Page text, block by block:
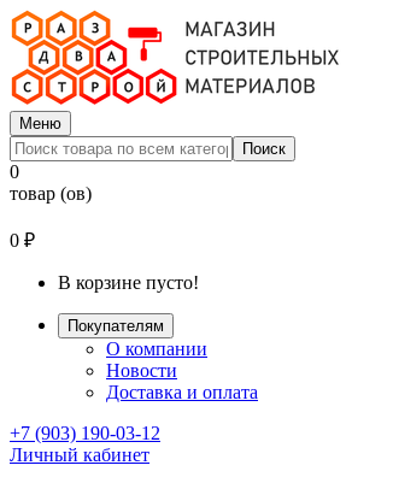
Меню
Поиск
0
товар (ов)
0 ₽
В корзине пусто!
Покупателям
О компании
Новости
Доставка и оплата
+7 (903) 190-03-12
Личный кабинет